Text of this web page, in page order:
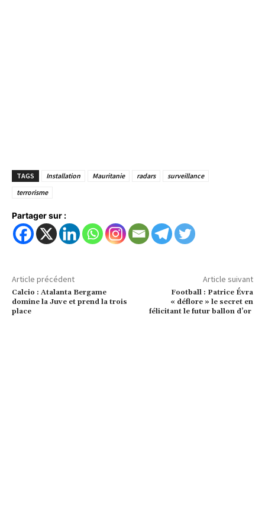
TAGS Installation Mauritanie radars
surveillance
terrorisme
Partager sur :
Article précédent
Calcio : Atalanta Bergame
domine la Juve et prend la trois
place
Article suivant
Football : Patrice Évra
« déflore » le secret en
félicitant le futur ballon d’or